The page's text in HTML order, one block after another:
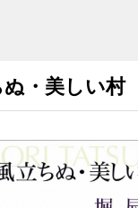
・美しい村